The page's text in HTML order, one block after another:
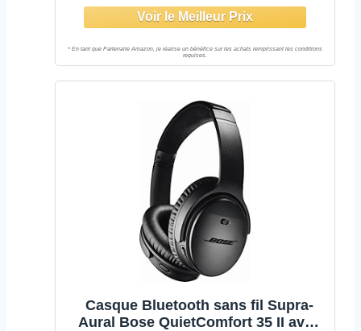
Casque Bluetooth sans fil Supra-
Aural Bose QuietComfort 35 II avec